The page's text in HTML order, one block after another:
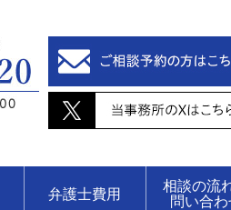
弁護士費用
相談の流
問い合